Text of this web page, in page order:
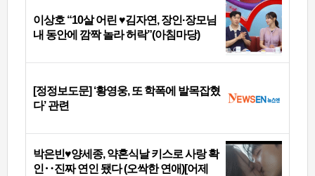
이상호 “10살 어린 ♥김자연, 장인·장모님
내 동안에 깜짝 놀라 허락”(아침마당)
[정정보도문] ‘황영웅, 또 학폭에 발목잡혔
다’ 관련
박은빈♥양세종, 약혼식날 키스로 사랑 확
인‥진짜 연인 됐다 (오싹한 연애)[어제